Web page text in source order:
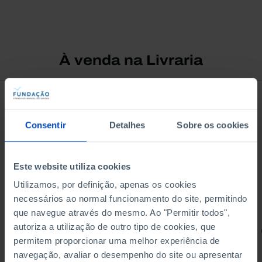
Consentir Detalhes Sobre os cookies
Este website utiliza cookies
Utilizamos, por definição, apenas os cookies
necessários ao normal funcionamento do site, permitindo
que navegue através do mesmo. Ao "Permitir todos",
autoriza a utilização de outro tipo de cookies, que
permitem proporcionar uma melhor experiência de
navegação, avaliar o desempenho do site ou apresentar
À venda na Livraria
RETRATOS
Promessas do Futebol